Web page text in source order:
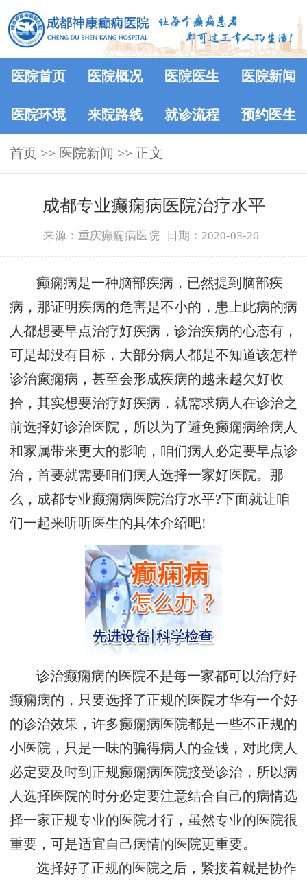
医院首页 医院概况 医院医生 医院新闻
医院环境 来院路线 就诊流程 预约医生
首页 >> 医院新闻 >> 正文
成都专业癫痫病医院治疗水平
来源：重庆癫痫病医院 日期：2020-03-26
癫痫病是一种脑部疾病，已然提到脑部疾
病，那证明疾病的危害是不小的，患上此病的病
人都想要早点治疗好疾病，诊治疾病的心态有，
可是却没有目标，大部分病人都是不知道该怎样
诊治癫痫病，甚至会形成疾病的越来越欠好收
拾，其实想要治疗好疾病，就需求病人在诊治之
前选择好诊治医院，所以为了避免癫痫病给病人
和家属带来更大的影响，咱们病人必定要早点诊
治，首要就需要咱们病人选择一家好医院。那
么，成都专业癫痫病医院治疗水平?下面就让咱
们一起来听听医生的具体介绍吧!
诊治癫痫病的医院不是每一家都可以治疗好
癫痫病的，只要选择了正规的医院才华有一个好
的诊治效果，许多癫痫病医院都是一些不正规的
小医院，只是一味的骗得病人的金钱，对此病人
必定要及时到正规癫痫病医院接受诊治，所以病
人选择医院的时分必定要注意结合自己的病情选
择一家正规专业的医院才行，虽然专业的医院很
重要，可是适宜自己病情的医院更重要。
选择好了正规的医院之后，紧接着就是协作